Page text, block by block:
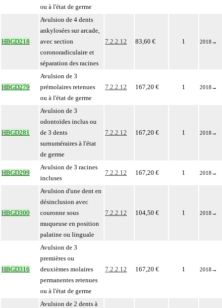
ou à l'état de germe
HBGD218
Avulsion de 4 dents
ankylosées sur arcade,
avec section
coronoradiculaire et
séparation des racines
7.2.2.12 83,60 € 1 2018 →
HBGD279
Avulsion de 3
prémolaires retenues
ou à l'état de germe
7.2.2.12 167,20 € 1 2018 →
HBGD281
Avulsion de 3
odontoïdes inclus ou
de 3 dents
surnuméraires à l'état
de germe
7.2.2.12 167,20 € 1 2018 →
HBGD299
Avulsion de 3 racines
incluses
7.2.2.12 167,20 € 1 2018 →
HBGD300
Avulsion d'une dent en
désinclusion avec
couronne sous
muqueuse en position
palatine ou linguale
7.2.2.12 104,50 € 1 2018 →
HBGD316
Avulsion de 3
premières ou
deuxièmes molaires
permanentes retenues
ou à l'état de germe
7.2.2.12 167,20 € 1 2018 →
Avulsion de 2 dents à